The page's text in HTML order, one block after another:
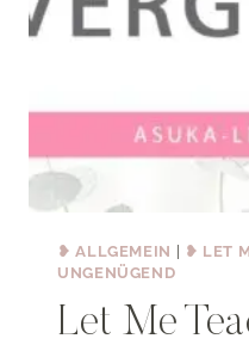
❥ ALLGEMEIN ❥ LET
UNGENÜGEND
Let Me